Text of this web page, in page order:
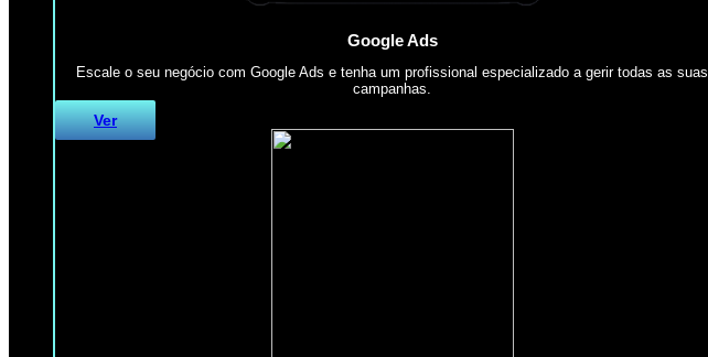
Google Ads
Escale o seu negócio com Google Ads e tenha um profissional especializado a gerir todas as suas
campanhas.
Ver